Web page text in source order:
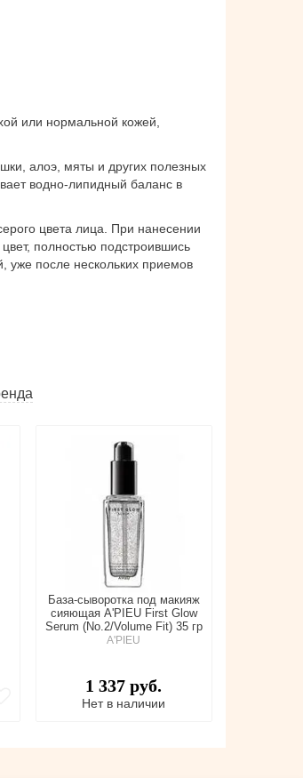
или нормальной кожей,
алоэ, мяты и других полезных
водно-липидный баланс в
цвета лица. При нанесении
полностью подстроившись
уже после нескольких приемов
База-сыворотка под макияж
сияющая A'PIEU First Glow
Serum (No.2/Volume Fit) 35 гр
A'PIEU
1 337 руб.
Нет в наличии